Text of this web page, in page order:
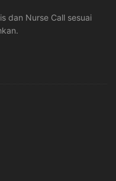
dan Nurse Call sesuai